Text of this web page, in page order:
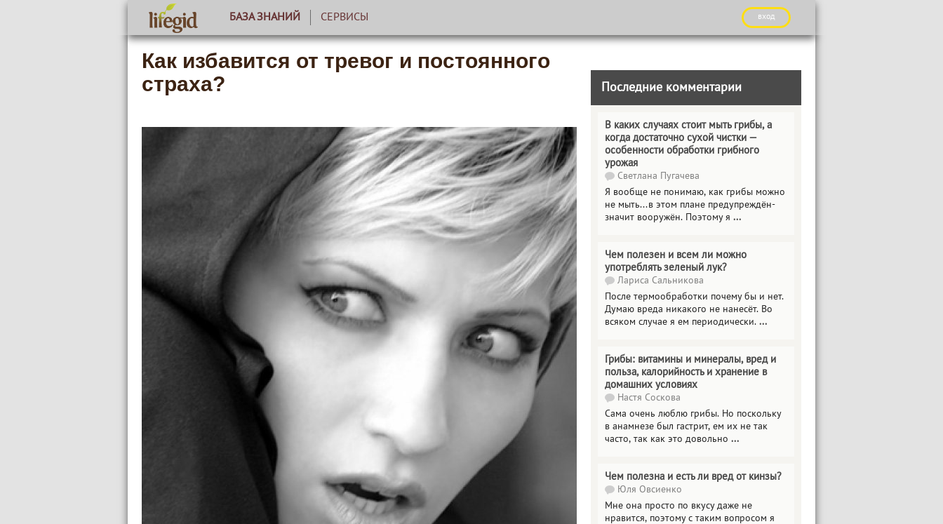
БАЗА ЗНАНИЙ СЕРВИСЫ вход
Как избавится от тревог и постоянного
страха?
Последние комментарии
В каких случаях стоит мыть грибы, а
когда достаточно сухой чистки —
особенности обработки грибного
урожая
Светлана Пугачева
Я вообще не понимаю, как грибы можно
не мыть...в этом плане предупреждён-
значит вооружён. Поэтому я ...
Чем полезен и всем ли можно
употреблять зеленый лук?
Лариса Сальникова
После термообработки почему бы и нет.
Думаю вреда никакого не нанесёт. Во
всяком случае я ем периодически. ...
Грибы: витамины и минералы, вред и
польза, калорийность и хранение в
домашних условиях
Настя Соскова
Сама очень люблю грибы. Но поскольку
в анамнезе был гастрит, ем их не так
часто, так как это довольно ...
Чем полезна и есть ли вред от кинзы?
Юля Овсиенко
Мне она просто по вкусу даже не
нравится, поэтому с таким вопросом я